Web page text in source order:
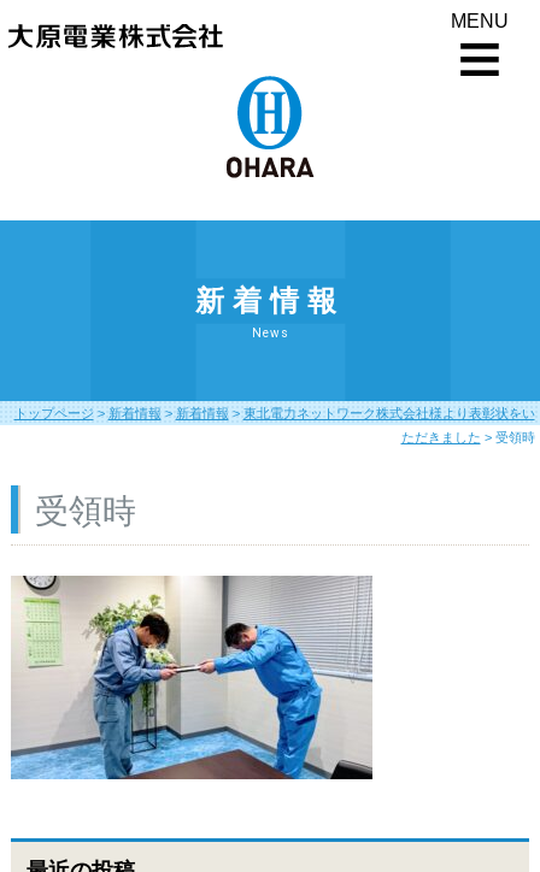
MENU
新着情報
News
トップページ> 新着情報 > 新着情報 > 東北電力ネットワーク株式会社様より表彰状をい
ただきました > 受領時
受領時